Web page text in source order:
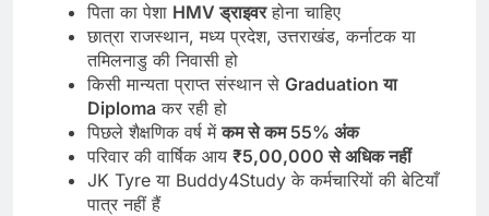
पिता का पेशा HMV ड्राइवरहोना चाहिए
छात्रा राजस्थान, मध्य प्रदेश, उत्तराखंड, कर्नाटक या
तमिलनाडु की निवासी हो
किसी मान्यता प्राप्त संस्थान से Graduation या
Diploma कर रही हो
पिछले शैक्षणिक वर्ष मेंकम से कम 55% अंक
परिवार की वार्षिक आय ₹5,00,000 से अधिक नहीं
JK Tyre या Buddy4Study के कर्मचारियों की बेटियाँ
पात्र नहीं हैं